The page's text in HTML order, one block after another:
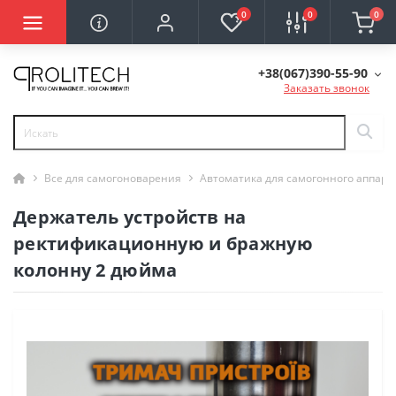
0 0 0
+38(067)390-55-90
Заказать звонок
Все для самогоноварения Автоматика для самогонного
Держатель устройств на
ректификационную и бражную
колонну 2 дюйма